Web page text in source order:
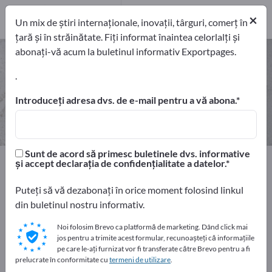
Cauciucări – găsiți producători și
furnizori
exportatori Producători
Home
Materii prime şi semifabricate
Faceți publicitate gratuit pe
Exportpages!
Nevoile – Ofertele – Bunuri second-hand – Contacte
comerciale >> începeți aici
×
Un mix de știri internaționale, inovații, târguri, comerț în
țară și în străinătate. Fiți informat înaintea celorlalți și
abonați-vă acum la buletinul informativ Exportpages.
.
Introduceți adresa dvs. de e-mail pentru a vă abona.
Sunt de acord să primesc buletinele dvs. informative
și accept declarația de confidențialitate a datelor.
Puteți să vă dezabonați în orice moment folosind linkul
din buletinul nostru informativ.
Noi folosim Brevo ca platformă de marketing. Dând click mai
jos pentru a trimite acest formular, recunoașteți că informațiile
pe care le-ați furnizat vor fi transferate către Brevo pentru a fi
prelucrate în conformitate cu termeni de utilizare.